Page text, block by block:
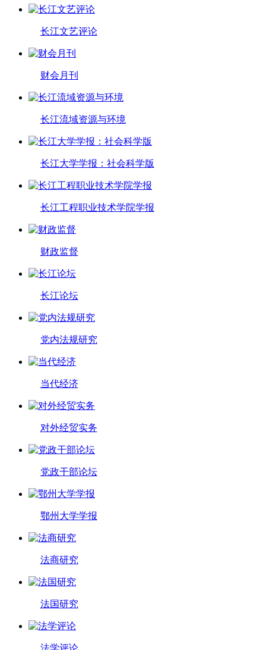
长江文艺评论
财会月刊
长江流域资源与环境
长江大学学报：社会科学版
长江工程职业技术学院学报
财政监督
长江论坛
党内法规研究
当代经济
对外经贸实务
党政干部论坛
鄂州大学学报
法商研究
法国研究
法学评论